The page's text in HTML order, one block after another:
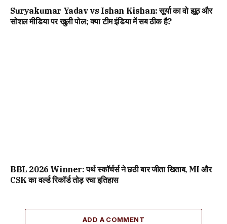
Suryakumar Yadav vs Ishan Kishan: सूर्या का वो झूठ और
सोशल मीडिया पर खुली पोल; क्या टीम इंडिया में सब ठीक है?
BBL 2026 Winner: पर्थ स्कॉर्चर्स ने छठी बार जीता खिताब, MI और
CSK का वर्ल्ड रिकॉर्ड तोड़ रचा इतिहास
ADD A COMMENT